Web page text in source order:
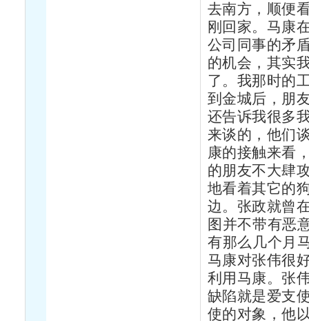
去南方，顺便
刚回家。马康
公司同事的矛
的机会，其实
了。我那时的
到金城后，朋
还告诉我很多
来谈的，他们
康的接触来看
的朋友不大肆
地看着其它的
边。张政就曾
图并不带有恶
有那么几个月
马康对张伟很
利用马康。张
缺陷就是爱支
使的对象，他